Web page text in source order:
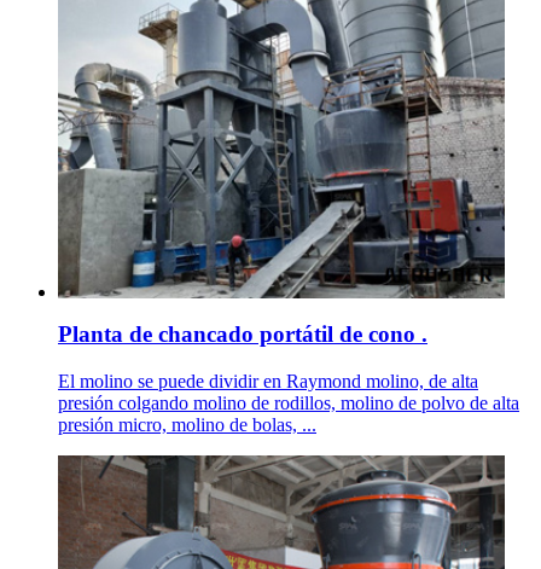
Planta de chancado portátil de cono .
El molino se puede dividir en Raymond molino, de alta
presión colgando molino de rodillos, molino de polvo de alta
presión micro, molino de bolas, ...